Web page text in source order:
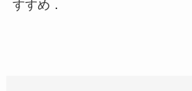
すすめ．